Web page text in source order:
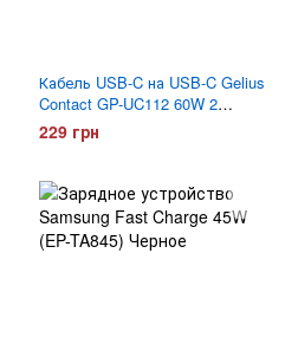
Кабель USB-C на USB-C Gelius
Contact GP-UC112 60W 2
метра Белый
229 грн